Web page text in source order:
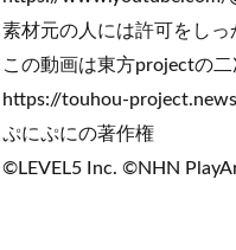
素材元の人には許可をし
この動画は東方projectの
https://touhou-
ぷにぷにの著作権
©LEVEL5 Inc. ©NHN